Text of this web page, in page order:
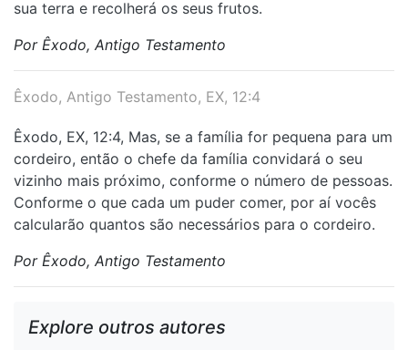
sua terra e recolherá os seus frutos.
Por Êxodo, Antigo Testamento
Êxodo, Antigo Testamento, EX, 12:4
Êxodo, EX, 12:4, Mas, se a família for pequena para um
cordeiro, então o chefe da família convidará o seu
vizinho mais próximo, conforme o número de pessoas.
Conforme o que cada um puder comer, por aí vocês
calcularão quantos são necessários para o cordeiro.
Por Êxodo, Antigo Testamento
Explore outros autores